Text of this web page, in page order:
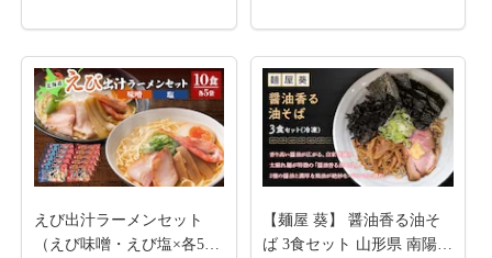
かひれ姿餡 中華 中華料理
小分け
えび出汁ラーメンセット
（えび味噌・えび塩×各5
【麺屋 葵】 醤油香る油そ
ば 3食セット 山形県 南陽市